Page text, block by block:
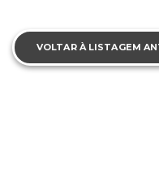
VOLTAR À LISTAGEM